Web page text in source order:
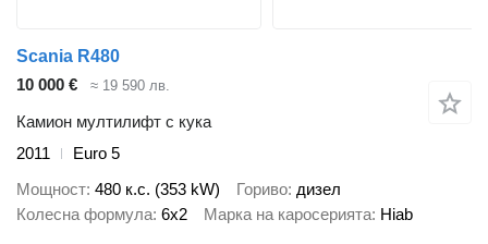
Scania R480
10 000 €
≈ 19 590 лв.
Камион мултилифт с кука
2011
Euro 5
Мощност 480 к.с. (353 kW) Гориво дизел
Колесна формула 6x2 Марка на каросерията Hiab